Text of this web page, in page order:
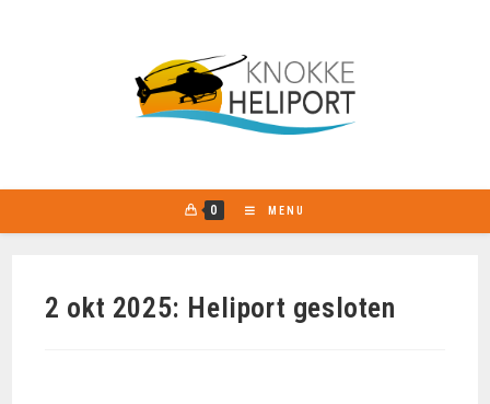
0 MENU
2 okt 2025: Heliport gesloten